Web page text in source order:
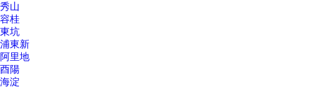
秀山
容桂
東坑
浦東新
阿里地
酉陽
海淀